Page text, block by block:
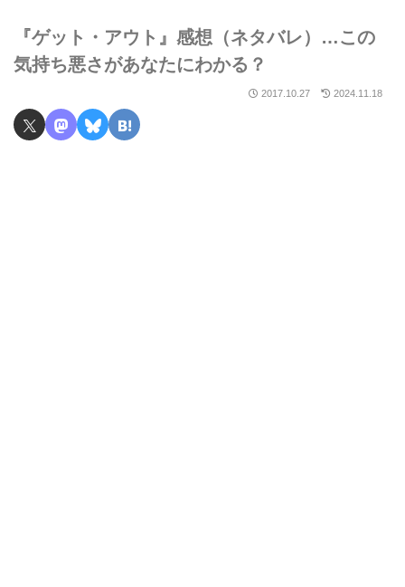
『ゲット・アウト』感想（ネタバレ）…この
気持ち悪さがあなたにわかる？
2017.10.27 2024.11.18